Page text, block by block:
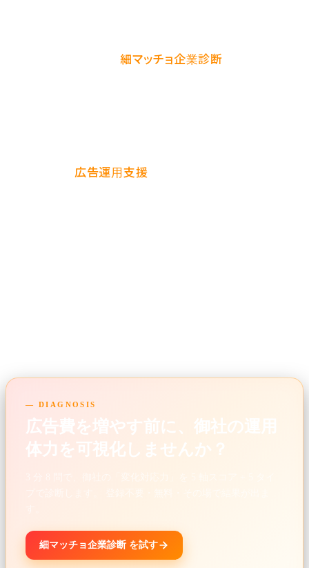
安」という方は、まず細マッチョ企業診断
EXBANK の広告運用支援
— DIAGNOSIS
広告費を増やす前に、御社の運用
体力を可視化しませんか？
細マッチョ企業診断 を試す